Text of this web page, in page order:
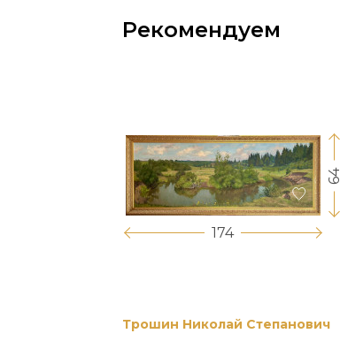
Рекомендуем
174
64
Трошин Николай Степанович